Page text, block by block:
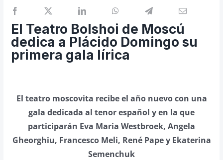
Recomendación
Cosas de Beckmesser
Nosotros y privacidad
Buscar:
El Teatro Bolshoi de Moscú
dedica a Plácido Domingo su
primera gala lírica
El teatro moscovita recibe el año nuevo con una
gala dedicada al tenor español y en la que
participarán Eva Maria Westbroek, Angela
Gheorghiu, Francesco Meli, René Pape y Ekaterina
Semenchuk